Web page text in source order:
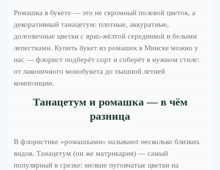
Ромашка в букете — это не скромный полевой цветок, а
декоративный танацетум: плотные, аккуратные,
долговечные цветки с ярко-жёлтой серединкой и белыми
лепестками. Купить букет из ромашек в Минске можно у
нас — флорист подберёт сорт и соберёт в нужном стиле:
от лаконичного монобукета до пышной летней
композиции.
Танацетум и ромашка — в чём
разница
В флористике «ромашками» называют несколько близких
видов. Танацетум (он же матрикария) — самый
популярный в срезке: мелкие пуговчатые цветки на